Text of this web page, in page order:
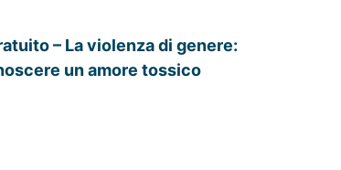
– La violenza di genere:
un amore tossico